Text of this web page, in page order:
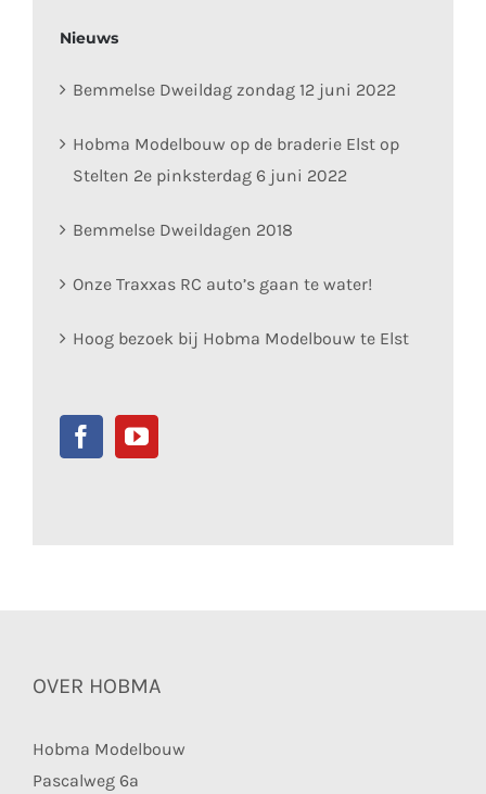
Nieuws
Bemmelse Dweildag zondag 12 juni 2022
Hobma Modelbouw op de braderie Elst op
Stelten 2e pinksterdag 6 juni 2022
Bemmelse Dweildagen 2018
Onze Traxxas RC auto’s gaan te water!
Hoog bezoek bij Hobma Modelbouw te Elst
OVER HOBMA
Hobma Modelbouw
Pascalweg 6a